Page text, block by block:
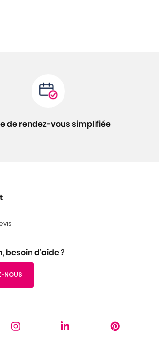
de rendez-vous simplifiée
besoin d'aide ?
NOUS